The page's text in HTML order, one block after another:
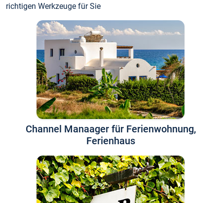
richtigen Werkzeuge für Sie
Channel Manaager für Ferienwohnung,
Ferienhaus